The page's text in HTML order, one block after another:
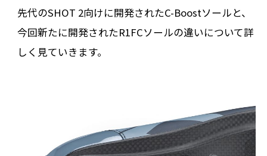
先代のSHOT 2向けに開発されたC-Boostソールと、
今回新たに開発されたR1FCソールの違いについて詳
しく見ていきます。